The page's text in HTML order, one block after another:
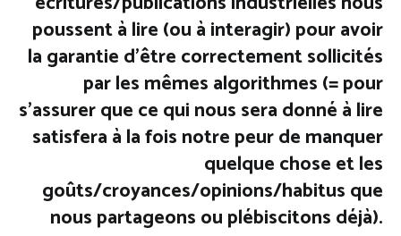
poussent à lire (ou à interagir) pour avoir
la garantie d'être correctement sollicités
par les mêmes algorithmes (= pour
s'assurer que ce qui nous sera donné à lire
satisfera à la fois notre peur de manquer
quelque chose et les
goûts/croyances/opinions/habitus que
nous partageons ou plébiscitons déjà).